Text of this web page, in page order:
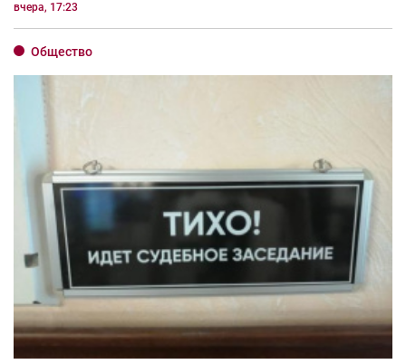
вчера, 17:23
Общество